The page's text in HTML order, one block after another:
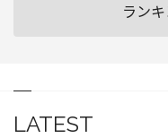
ラン
LATEST